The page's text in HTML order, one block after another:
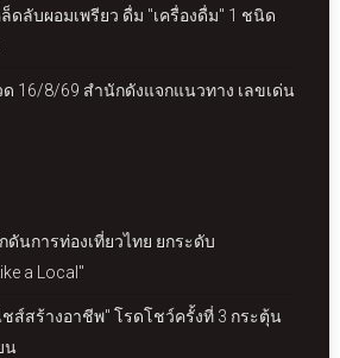
ดลับผอมเพรียว ดื่ม "เครื่องดื่ม" 1 ชนิด
ด 16/8/69 สำนักดังแจกแนวทาง เลขเด่น
ดันการท่องเที่ยวไทย ยกระดับ
a Local"
ชส์สร้างอาชีพ" โรดโชว์ครั้งที่ 3 กระตุ้น
น